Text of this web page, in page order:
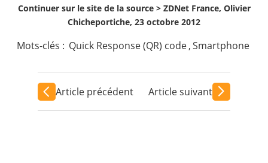
Continuer sur le site de la source > ZDNet France, Olivier
Chicheportiche, 23 octobre 2012
Mots-clés : Quick Response (QR) code,Smartphone
Article précédent Article suivant